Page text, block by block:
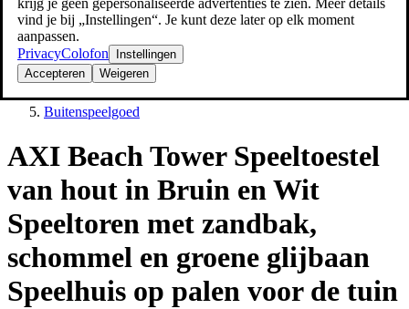
krijg je geen gepersonaliseerde advertenties te zien. Meer details
vind je bij „Instellingen“. Je kunt deze later op elk moment
aanpassen.
PrivacyColofon
Instellingen
Accepteren
Weigeren
Tuin
Buitenspeelgoed
AXI Beach Tower Speeltoestel
van hout in Bruin en Wit
Speeltoren met zandbak,
schommel en groene glijbaan
Speelhuis op palen voor de tuin